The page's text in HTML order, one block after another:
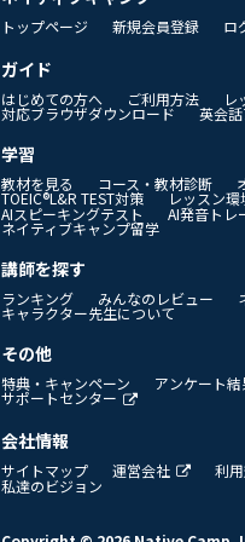
トップページ 新規会員登録 ロ
ガイド
はじめての方へ ご利用方法 レ
対応ブラウザダウンロード 英会
学習
教材を見る コース・教材診断
TOEIC®L&R TEST対策 レッスン
AIスピーキングテスト
AI発音トレ
ネイティブキャンプ留学
講師を探す
ランキング みんなのレビュー
キャラクター先生について
その他
特典・キャンペーン アンケート
サポートセンター
会社情報
サイトマップ 運営会社 利
私達のビジョン